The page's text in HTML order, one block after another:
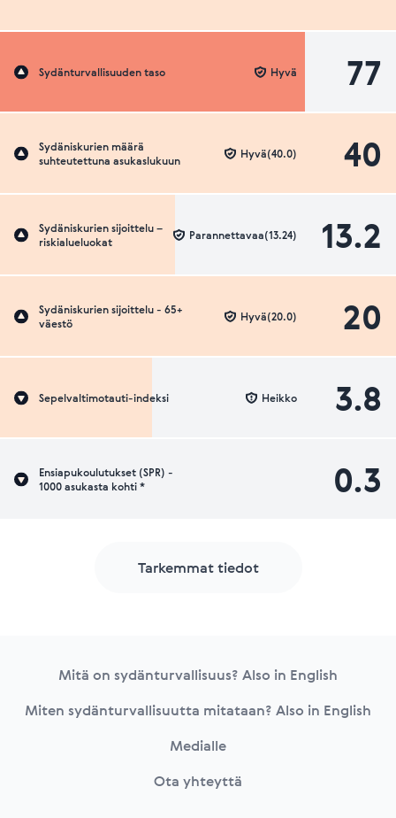
Sydänturvallisuuden taso 77
Hyvä
Sydäniskurien määrä
suhteutettuna asukaslukuun
40
Hyvä(40.0)
Sydäniskurien sijoittelu –
riskialueluokat
13.2
Parannettavaa(13.24)
Sydäniskurien sijoittelu - 65+
väestö
20
Hyvä(20.0)
Sepelvaltimotauti-indeksi 3.8
Heikko
Ensiapukoulutukset (SPR) -
1000 asukasta kohti *
0.3
Tarkemmat tiedot
Mitä on sydänturvallisuus? Also in English
Miten sydänturvallisuutta mitataan? Also in English
Medialle
Ota yhteyttä